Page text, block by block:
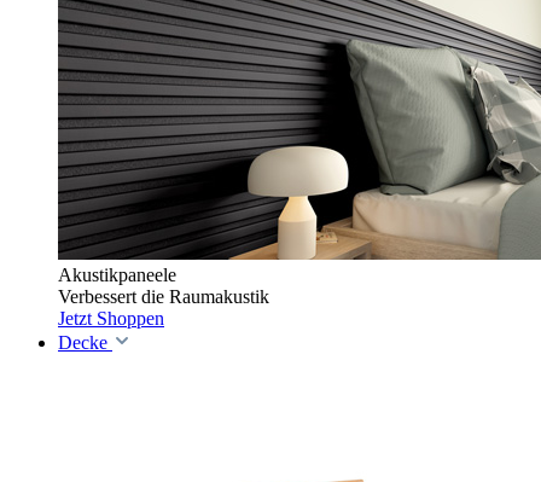
Akustikpaneele
Verbessert die Raumakustik
Jetzt Shoppen
Decke